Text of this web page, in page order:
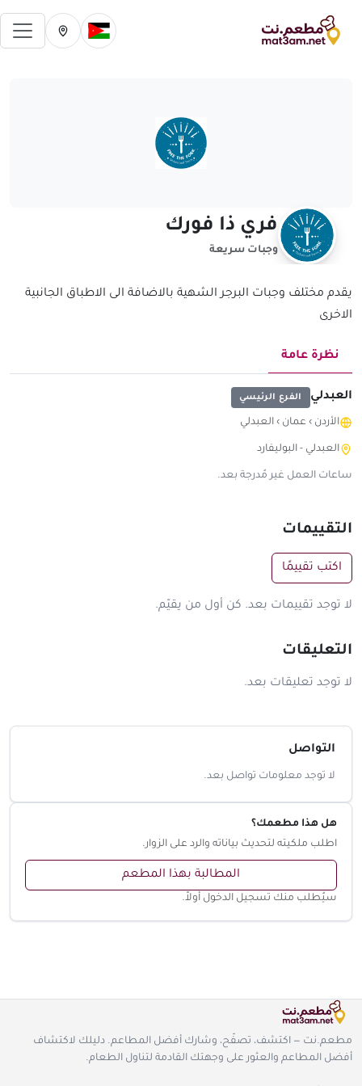
تغيير الدولة الحالية
تغيير المدينة
فري ذا فورك
وجبات سريعة
يقدم مختلف وجبات البرجر الشهية بالاضافة الى الاطباق الجانبية
الاخرى
نظرة عامة
العبدلي الفرع الرئيسي
الأردن › عمان › العبدلي
العبدلي - البوليفارد
ساعات العمل غير مُدرجة بعد.
التقييمات
اكتب تقييمًا
لا توجد تقييمات بعد. كن أول من يقيّم.
التعليقات
لا توجد تعليقات بعد.
التواصل
لا توجد معلومات تواصل بعد.
هل هذا مطعمك؟
اطلب ملكيته لتحديث بياناته والرد على الزوار.
المطالبة بهذا المطعم
سيُطلب منك تسجيل الدخول أولاً.
مطعم.نت — اكتشف، تصفّح، وشارك أفضل المطاعم. دليلك لاكتشاف
أفضل المطاعم والعثور على وجهتك القادمة لتناول الطعام.